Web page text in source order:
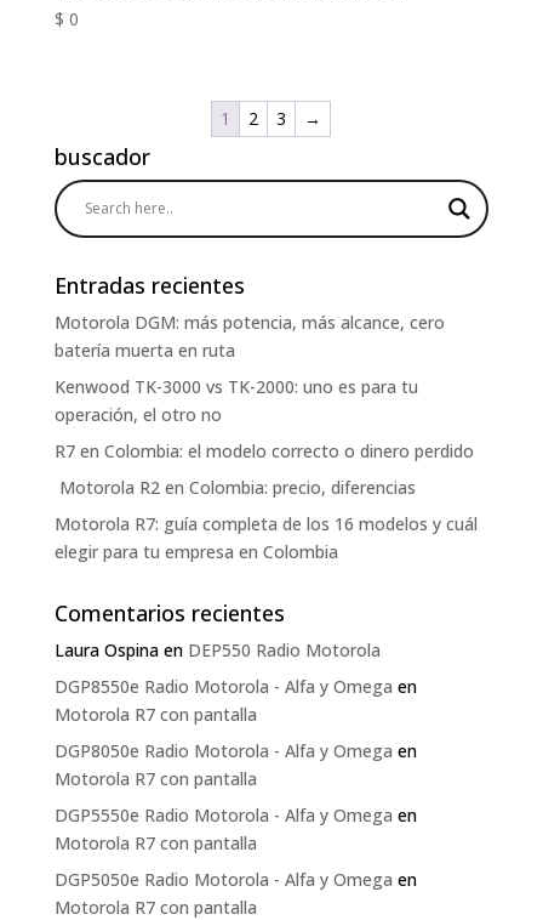
$ 0
1 2 3 →
buscador
Entradas recientes
Motorola DGM: más potencia, más alcance, cero
batería muerta en ruta
Kenwood TK-3000 vs TK-2000: uno es para tu
operación, el otro no
R7 en Colombia: el modelo correcto o dinero perdido
Motorola R2 en Colombia: precio, diferencias
Motorola R7: guía completa de los 16 modelos y cuál
elegir para tu empresa en Colombia
Comentarios recientes
Laura Ospinaen DEP550 Radio Motorola
DGP8550e Radio Motorola - Alfa y Omega en
Motorola R7 con pantalla
DGP8050e Radio Motorola - Alfa y Omega en
Motorola R7 con pantalla
DGP5550e Radio Motorola - Alfa y Omega en
Motorola R7 con pantalla
DGP5050e Radio Motorola - Alfa y Omega en
Motorola R7 con pantalla